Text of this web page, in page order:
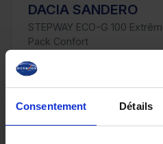
Consentement Détails
DACIA SANDERO
STEPWAY ECO-G 100
Pack Confort
9413 km - 2025 -
GPL - Boîte manuelle